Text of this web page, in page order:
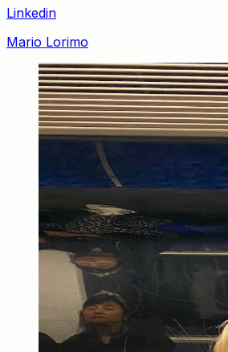
Linkedin
Mario Lorimo